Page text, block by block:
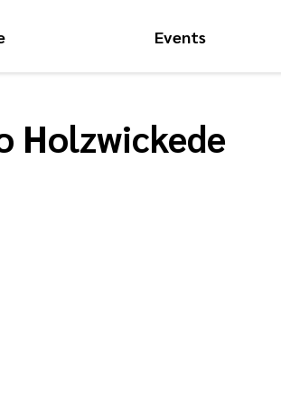
Events
Holzwickede